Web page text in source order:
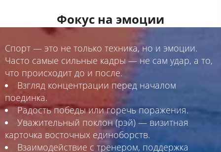
Фокус на эмоции
Спорт — это не только техника, но и эмоции.
Часто самые сильные кадры — не сам удар, а то,
что происходит до и после.
Взгляд концентрации перед началом
поединка.
Радость победы или горечь поражения.
Уважительный поклон (рэй) — визитная
карточка восточных единоборств.
Взаимодействие с тренером, поддержка